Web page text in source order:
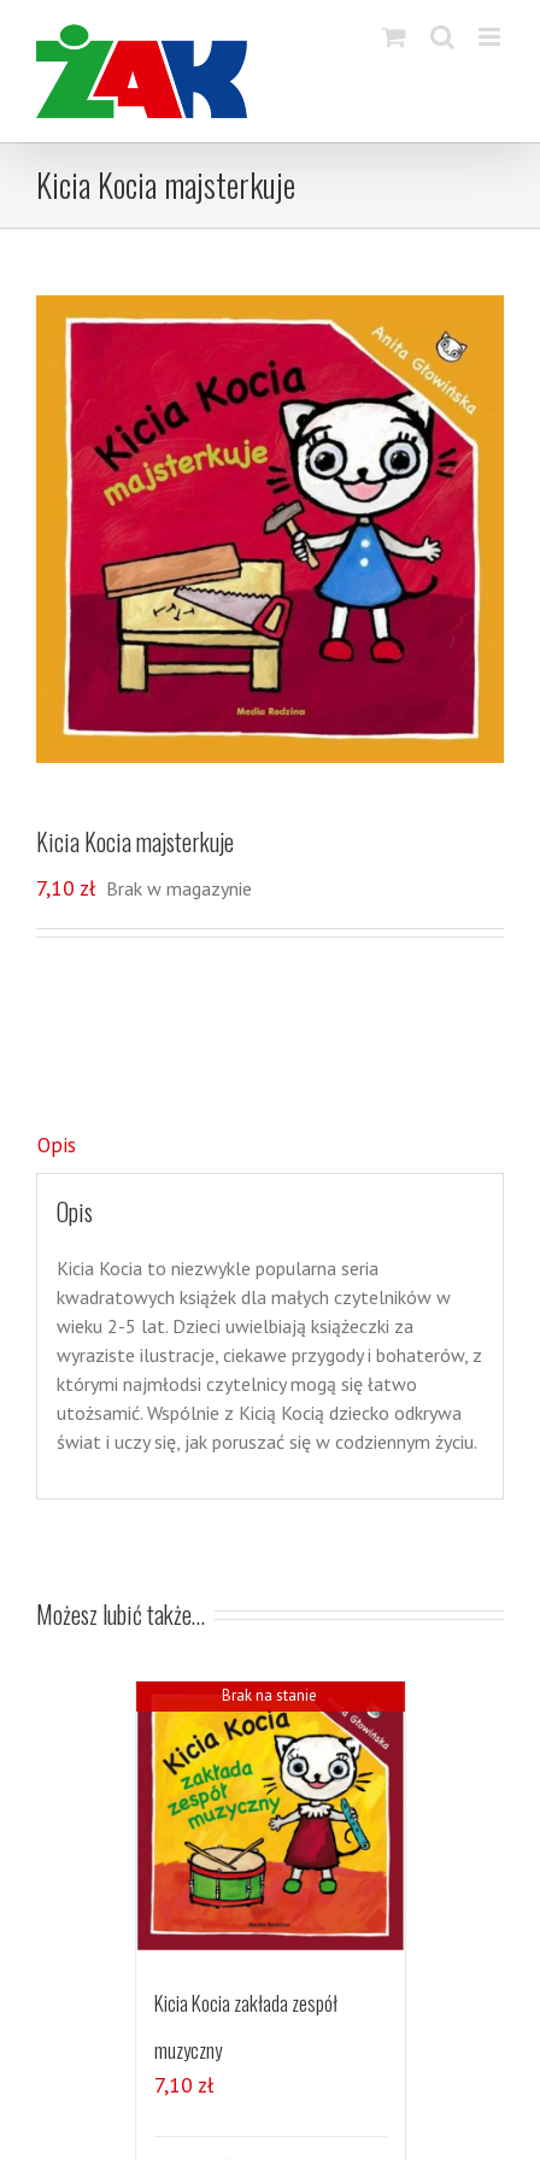
content
Kicia Kocia majsterkuje
Kicia Kocia majsterkuje
7,10 zł Brak w magazynie
Opis
Opis
Kicia Kocia to niezwykle popularna seria
kwadratowych książek dla małych czytelników w
wieku 2-5 lat. Dzieci uwielbiają książeczki za
wyraziste ilustracje, ciekawe przygody i bohaterów, z
którymi najmłodsi czytelnicy mogą się łatwo
utożsamić. Wspólnie z Kicią Kocią dziecko odkrywa
świat i uczy się, jak poruszać się w codziennym życiu.
Możesz lubić także…
Brak na stanie
Kicia Kocia zakłada zespół
muzyczny
7,10 zł